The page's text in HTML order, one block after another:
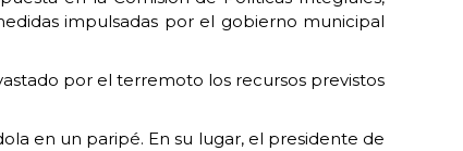
impulsadas por el gobierno municipal
por el terremoto los recursos previstos
en un paripé. En su lugar, el presidente de